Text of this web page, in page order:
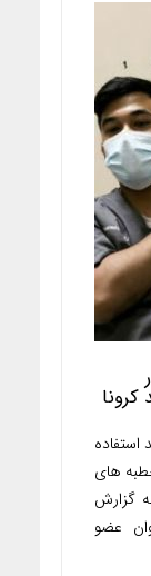
استفاده
های
گزارش
عضو